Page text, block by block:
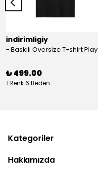
indirimligiy
- Baskılı Oversize T-shirt Play
₺ 499.00
1 Renk 6 Beden
Kategoriler
Hakkımızda